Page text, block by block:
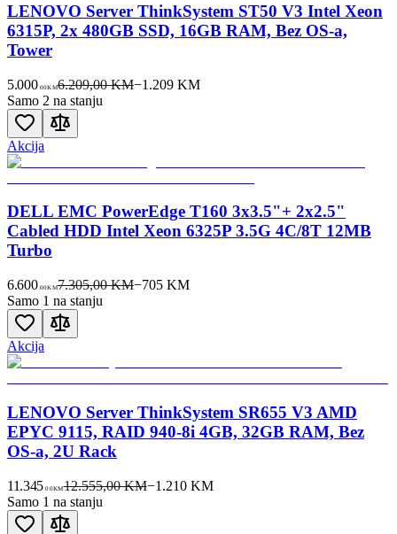
LENOVO Server ThinkSystem ST50 V3 Intel Xeon
6315P, 2x 480GB SSD, 16GB RAM, Bez OS-a,
Tower
5.000 00KM6.209,00 KM−1.209KM
Samo 2 na stanju
Akcija
DELL EMC PowerEdge T160 3x3.5"+ 2x2.5"
Cabled HDD Intel Xeon 6325P 3.5G 4C/8T 12MB
Turbo
6.600 00KM7.305,00 KM−705KM
Samo 1 na stanju
Akcija
LENOVO Server ThinkSystem SR655 V3 AMD
EPYC 9115, RAID 940-8i 4GB, 32GB RAM, Bez
OS-a, 2U Rack
11.345 00KM12.555,00 KM−1.210KM
Samo 1 na stanju